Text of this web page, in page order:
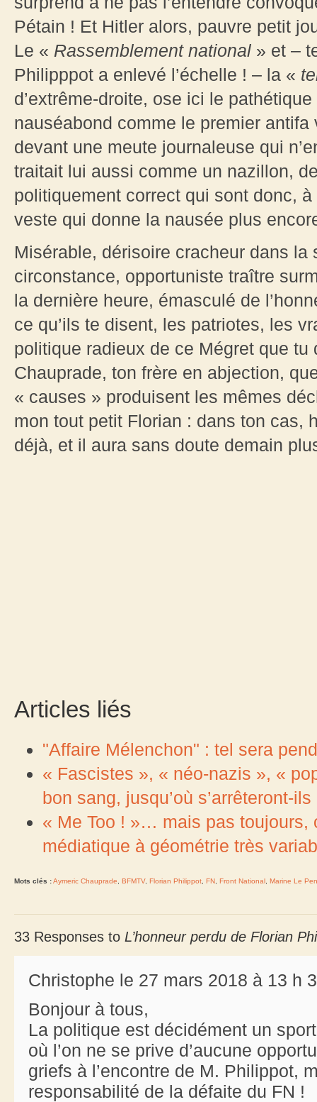
Pétain ! Et Hitler alors, pauvre petit
Le « Rassemblement national » et –
Philipppot a enlevé l’échelle ! – la «
d’extrême-droite, ose ici le
nauséabond comme le premier
devant une meute journaleuse qui
traitait lui aussi comme un nazillon,
politiquement correct qui sont donc,
veste qui donne la nausée plus
Misérable, dérisoire cracheur dans la
circonstance, opportuniste traître
la dernière heure, émasculé de
ce qu’ils te disent, les patriotes, les
politique radieux de ce Mégret que
Chauprade, ton frère en abjection,
« causes » produisent les mêmes
mon tout petit Florian : dans ton cas,
déjà, et il aura sans doute demain
Articles liés
"Affaire Mélenchon" : tel sera
« Fascistes », « néo-nazis », «
bon sang, jusqu’où s’arrêteront-ils
« Me Too ! »… mais pas toujours,
médiatique à géométrie très
Mots clés :Aymeric Chauprade BFMTV, Florian Philippot FN Front National Marine Le Pen
33 Responses to L’honneur perdu de Florian
Christophe le 27 mars 2018 à 13 h
Bonjour à tous,
La politique est décidément un
où l’on ne se prive d’aucune
griefs à l’encontre de M. Philippot,
responsabilité de la défaite du FN !